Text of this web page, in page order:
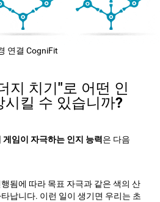
연결 CogniFit
지 치기"로 어떤 인
시킬 수 있습니까?
임이 자극하는 인지 능력 은 다음
됨에 따라 목표 자극과 같은 색의 산
납니다. 이런 일이 생기면 우리는 초